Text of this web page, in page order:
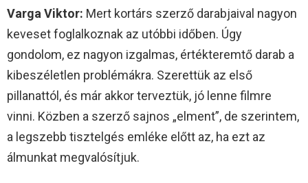
Varga Viktor: Mert kortárs szerző darabjaival nagyon
keveset foglalkoznak az utóbbi időben. Úgy
gondolom, ez nagyon izgalmas, értékteremtő darab a
kibeszéletlen problémákra. Szerettük az első
pillanattól, és már akkor terveztük, jó lenne filmre
vinni. Közben a szerző sajnos „elment”, de szerintem,
a legszebb tisztelgés emléke előtt az, ha ezt az
álmunkat megvalósítjuk.